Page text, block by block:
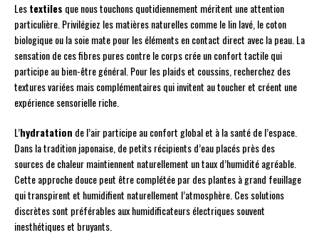
Lestextiles que nous touchons quotidiennement méritent une attention
particulière. Privilégiez les matières naturelles comme le lin lavé, le coton
biologique ou la soie mate pour les éléments en contact direct avec la peau. La
sensation de ces fibres pures contre le corps crée un confort tactile qui
participe au bien-être général. Pour les plaids et coussins, recherchez des
textures variées mais complémentaires qui invitent au toucher et créent une
expérience sensorielle riche.
L’hydratation de l’air participe au confort global et à la santé de l’espace.
Dans la tradition japonaise, de petits récipients d’eau placés près des
sources de chaleur maintiennent naturellement un taux d’humidité agréable.
Cette approche douce peut être complétée par des plantes à grand feuillage
qui transpirent et humidifient naturellement l’atmosphère. Ces solutions
discrètes sont préférables aux humidificateurs électriques souvent
inesthétiques et bruyants.